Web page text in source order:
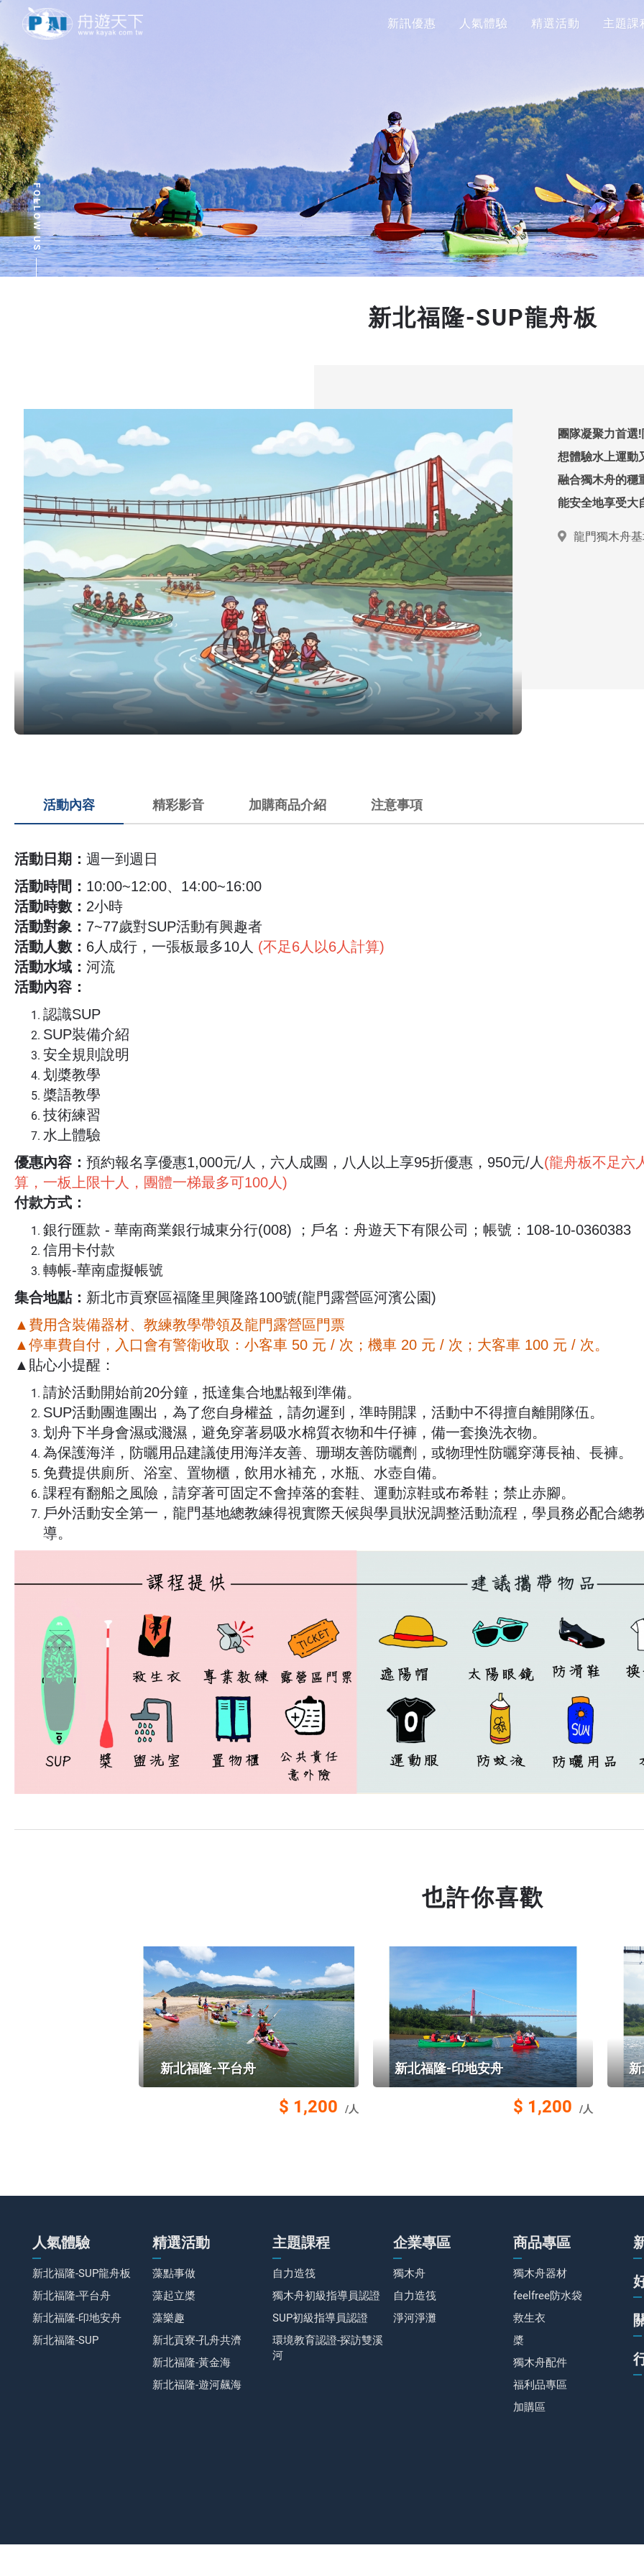
新訊優惠 人氣體驗 精選活動 主題課
新北福隆-SUP龍舟板
團隊凝聚力首選
想體驗水上運動
融合獨木舟的穩
能安全地享受大
龍門獨木舟
活動內容 精彩影音 加購商品介紹 注意事項
活動日期： 週一到週日
活動時間： 10:00~12:00、14:00~16:00
活動時數： 2小時
活動對象： 7~77歲對SUP活動有興趣者
活動人數： 6人成行，一張板最多10人 (不足6人以6人計算)
活動水域： 河流
活動內容：
認識SUP
SUP裝備介紹
安全規則說明
划槳教學
槳語教學
技術練習
水上體驗
優惠內容： 預約報名享優惠1,000元/人，六人成團，八人以上享95折優惠，950元/人(龍舟板不足六
算，一板上限十人，團體一梯最多可100人)
付款方式：
銀行匯款 - 華南商業銀行城東分行(008) ；戶名：舟遊天下有限公司；帳號：108-10-0360383
信用卡付款
轉帳-華南虛擬帳號
集合地點： 新北市貢寮區福隆里興隆路100號(龍門露營區河濱公園)
▲費用含裝備器材、教練教學帶領及龍門露營區門票
▲停車費自付，入口會有警衛收取：小客車 50 元 / 次；機車 20 元 / 次；大客車 100 元 / 次。
▲貼心小提醒：
請於活動開始前20分鐘，抵達集合地點報到準備。
SUP活動團進團出，為了您自身權益，請勿遲到，準時開課，活動中不得擅自離開隊伍。
划舟下半身會濕或濺濕，避免穿著易吸水棉質衣物和牛仔褲，備一套換洗衣物。
為保護海洋，防曬用品建議使用海洋友善、珊瑚友善防曬劑，或物理性防曬穿薄長袖、長褲。
免費提供廁所、浴室、置物櫃，飲用水補充，水瓶、水壺自備。
課程有翻船之風險，請穿著可固定不會掉落的套鞋、運動涼鞋或布希鞋；禁止赤腳。
戶外活動安全第一，龍門基地總教練得視實際天候與學員狀況調整活動流程，學員務必配合總
導。
▲注意事項
1.現場報名不適用預約優惠方案。
2.以上費用含裝備器材、教練及龍門營區門票，不含停車費。
3.匯款資料：銀行：華南商業銀行城東分行(008)、戶名：舟遊天下有限公司、帳號：108-10-
4.舟遊天下有限公司保有活動最終解釋權及修改活動辦法之權利。
▲取消辦法
1.活動出發日前7 日前(不含出發日) 通知取消，全額退回款項。
2.活動出發日前 2 日至當日內不接受取消及更改日期，並不予退回款項。
3. 報名後如因個人因素無法參加，於3日前通知，活動費用得保留2個月內參加活動使用，2個月內
退還八成費用。
4. 報名後如因天災或不可抗力因素導致活動無法舉行，活動費用得保留2個月內參加活動使用，2個
用則全額退回款項。
5. 於活動中如因非可究責主辦單位之因素中止參與活動，將不予退回款項。
也許你喜歡
新北福隆-平台舟
$ 1,200 /人
新北福隆-印地安舟
$ 1,200 /人
人氣體驗
新北福隆-SUP龍舟板
新北福隆-平台舟
新北福隆-印地安舟
新北福隆-SUP
精選活動
藻點事做
藻起立槳
藻樂趣
新北貢寮-孔舟共濟
新北福隆-黃金海
新北福隆-遊河飆海
主題課程
自力造筏
獨木舟初級指導員認證
SUP初級指導員認證
環境教育認證-探訪雙溪
河
企業專區
獨木舟
自力造筏
淨河淨灘
商品專區
獨木舟器材
feelfree防水袋
救生衣
槳
獨木舟配件
福利品專區
加購區